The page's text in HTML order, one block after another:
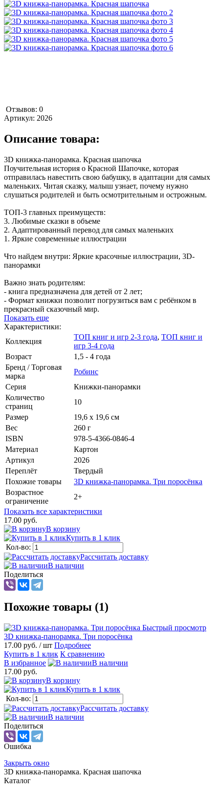
Отзывов: 0
Артикул: 2026
Описание товара:
3D книжка-панорамка. Красная шапочка
Поучительная история о Красной Шапочке, которая
отправилась навестить свою бабушку, в адаптации для самых
маленьких. Читая сказку, малыш узнает, почему нужно
слушаться родителей и быть осмотрительным и острожным.
ТОП-3 главных преимуществ:
3. Любимые сказки в объеме
2. Адаптированный перевод для самых маленьких
1. Яркие современные иллюстрации
Что найдем внутри: Яркие красочные иллюстрации, 3D-
панорамки
Важно знать родителям:
- книга предназначена для детей от 2 лет;
- Формат книжки позволит погрузиться вам с ребёнком в
прекрасный сказочный мир.
Показать еще
Характеристики:
Коллекция
ТОП книг и игр 2-3 года, ТОП книг и
игр 3-4 года
Возраст
1,5 - 4 года
Бренд / Торговая
марка
Робинс
Серия
Книжки-панорамки
Количество
страниц
10
Размер
19,6 х 19,6 см
Вес
260 г
ISBN
978-5-4366-0846-4
Материал
Картон
Артикул
2026
Переплёт
Твердый
Похожие товары
3D книжка-панорамка. Три поросёнка
Возрастное
ограничение
2+
Показать все характеристики
17.00 руб.
В корзину
Купить в 1 клик
Кол-во:
Рассчитать доставку
В наличии
Поделиться
Похожие товары (1)
Быстрый просмотр
3D книжка-панорамка. Три поросёнка
17.00 руб. / шт Подробнее
Купить в 1 клик К сравнению
В избранное
В наличии
17.00 руб.
В корзину
Купить в 1 клик
Кол-во:
Рассчитать доставку
В наличии
Поделиться
Ошибка
Закрыть окно
3D книжка-панорамка. Красная шапочка
Каталог